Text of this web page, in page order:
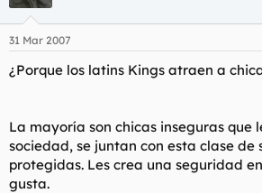
31 Mar 2007
¿Porque los latins Kings atraen a
La mayoría son chicas inseguras que
sociedad, se juntan con esta clase de
protegidas. Les crea una seguridad
gusta.